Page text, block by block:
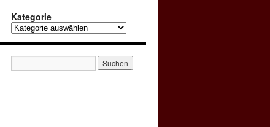
Kategorie
Kategorie